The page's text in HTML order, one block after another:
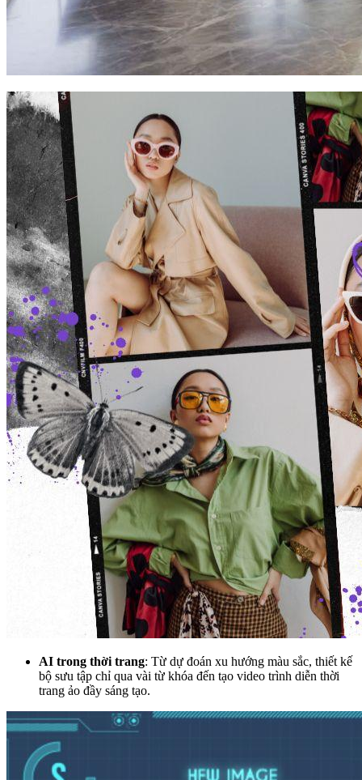
AI trong thời trang: Từ dự đoán xu hướng màu sắc, thiết kế
bộ sưu tập chỉ qua vài từ khóa đến tạo video trình diễn thời
trang ảo đầy sáng tạo.